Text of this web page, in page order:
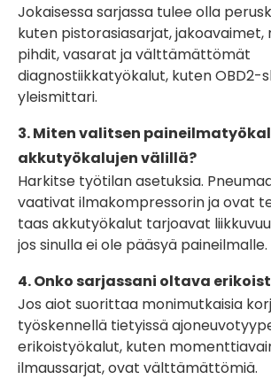
Jokaisessa sarjassa tulee olla
kuten pistorasiasarjat, jakoavaimet,
pihdit, vasarat ja välttämättömät
diagnostiikkatyökalut, kuten OBD2-
yleismittari.
3. Miten valitsen
akkutyökalujen välillä?
Harkitse työtilan asetuksia.
vaativat ilmakompressorin ja ovat
taas akkutyökalut tarjoavat
jos sinulla ei ole pääsyä paineilmalle.
4. Onko sarjassani oltava
Jos aiot suorittaa monimutkaisia
työskennellä tietyissä
erikoistyökalut, kuten
ilmaussarjat, ovat välttämättömiä.